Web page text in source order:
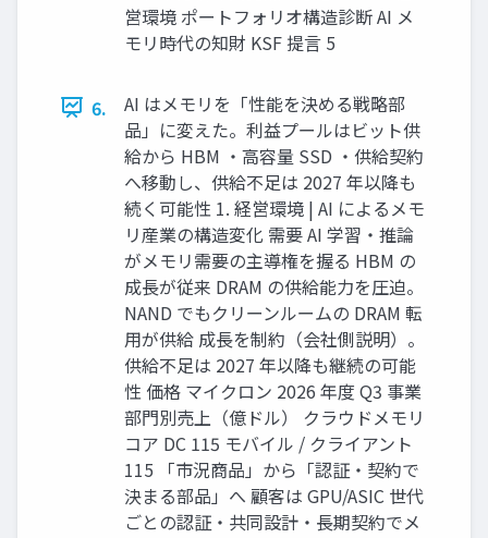
営環境 ポートフォリオ構造診断 AI メ
モリ時代の知財 KSF 提言 5
6.
AI はメモリを「性能を決める戦略部
品」に変えた。利益プールはビット供
給から HBM ・高容量 SSD ・供給契約
へ移動し、供給不足は 2027 年以降も
続く可能性 1. 経営環境 | AI によるメモ
リ産業の構造変化 需要 AI 学習・推論
がメモリ需要の主導権を握る HBM の
成長が従来 DRAM の供給能力を圧迫。
NAND でもクリーンルームの DRAM 転
用が供給 成長を制約（会社側説明）。
供給不足は 2027 年以降も継続の可能
性 価格 マイクロン 2026 年度 Q3 事業
部門別売上（億ドル） クラウドメモリ
コア DC 115 モバイル / クライアント
115 「市況商品」から「認証・契約で
決まる部品」へ 顧客は GPU/ASIC 世代
ごとの認証・共同設計・長期契約でメ